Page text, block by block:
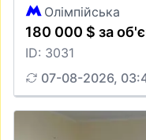
Олімпійська
180 000 $ за
ID: 3031
07-08-2026,